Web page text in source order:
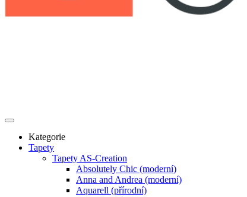
Kategorie
Tapety
Tapety AS-Creation
Absolutely Chic (moderní)
Anna and Andrea (moderní)
Aquarell (přírodní)